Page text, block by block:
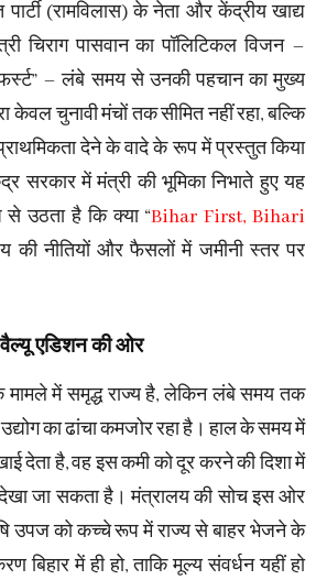
(रामविलास) के नेता और केंद्रीय खाद्य
चिराग पासवान का पॉलिटिकल विजन –
फर्स्ट” – लंबे समय से उनकी पहचान का मुख्य
केवल चुनावी मंचों तक सीमित नहीं रहा, बल्कि
देने के वादे के रूप में प्रस्तुत किया
सरकार में मंत्री की भूमिका निभाते हुए यह
से उठता है कि क्या “Bihar First, Bihari
की नीतियों और फैसलों में जमीनी स्तर पर
एडिशन की ओर
मामले में समृद्ध राज्य है, लेकिन लंबे समय तक
का ढांचा कमजोर रहा है। हाल के समय में
देता है, वह इस कमी को दूर करने की दिशा में
जा सकता है। मंत्रालय की सोच इस ओर
उपज को कच्चे रूप में राज्य से बाहर भेजने के
बिहार में ही हो, ताकि मूल्य संवर्धन यहीं हो